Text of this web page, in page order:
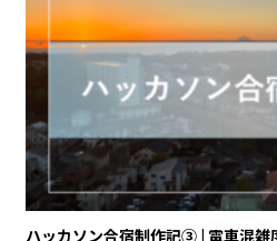
ハッカソン合宿制作記③ | 電車混雑